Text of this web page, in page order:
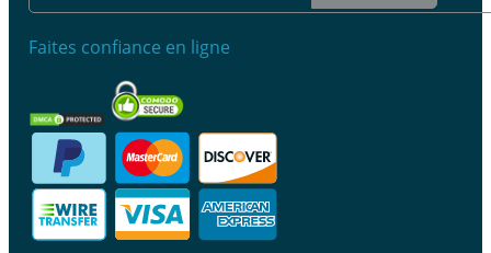
Faites confiance en ligne